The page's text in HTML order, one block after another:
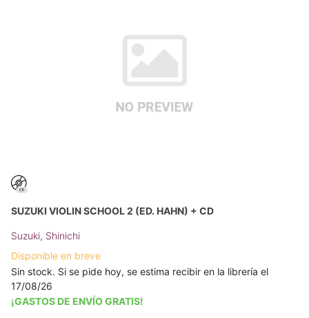
SUZUKI VIOLIN SCHOOL 2 (ED. HAHN) + CD
Suzuki, Shinichi
Disponible en breve
Sin stock. Si se pide hoy, se estima recibir en la librería el
17/08/26
¡GASTOS DE ENVÍO GRATIS!